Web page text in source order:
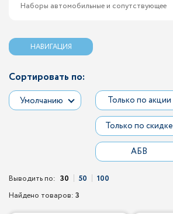
Наборы автомобильные и сопутствующее
НАВИГАЦИЯ
Сортировать по:
Умолчанию Только по акции
Только по скидке
АБВ
Выводить по: 30 50
100
Найдено товаров: 3